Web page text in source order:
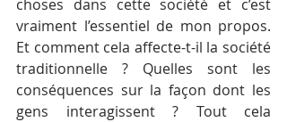
choses dans cette société et c’est
vraiment l’essentiel de mon propos.
Et comment cela affecte-t-il la société
traditionnelle ? Quelles sont les
conséquences sur la façon dont les
gens interagissent ? Tout cela